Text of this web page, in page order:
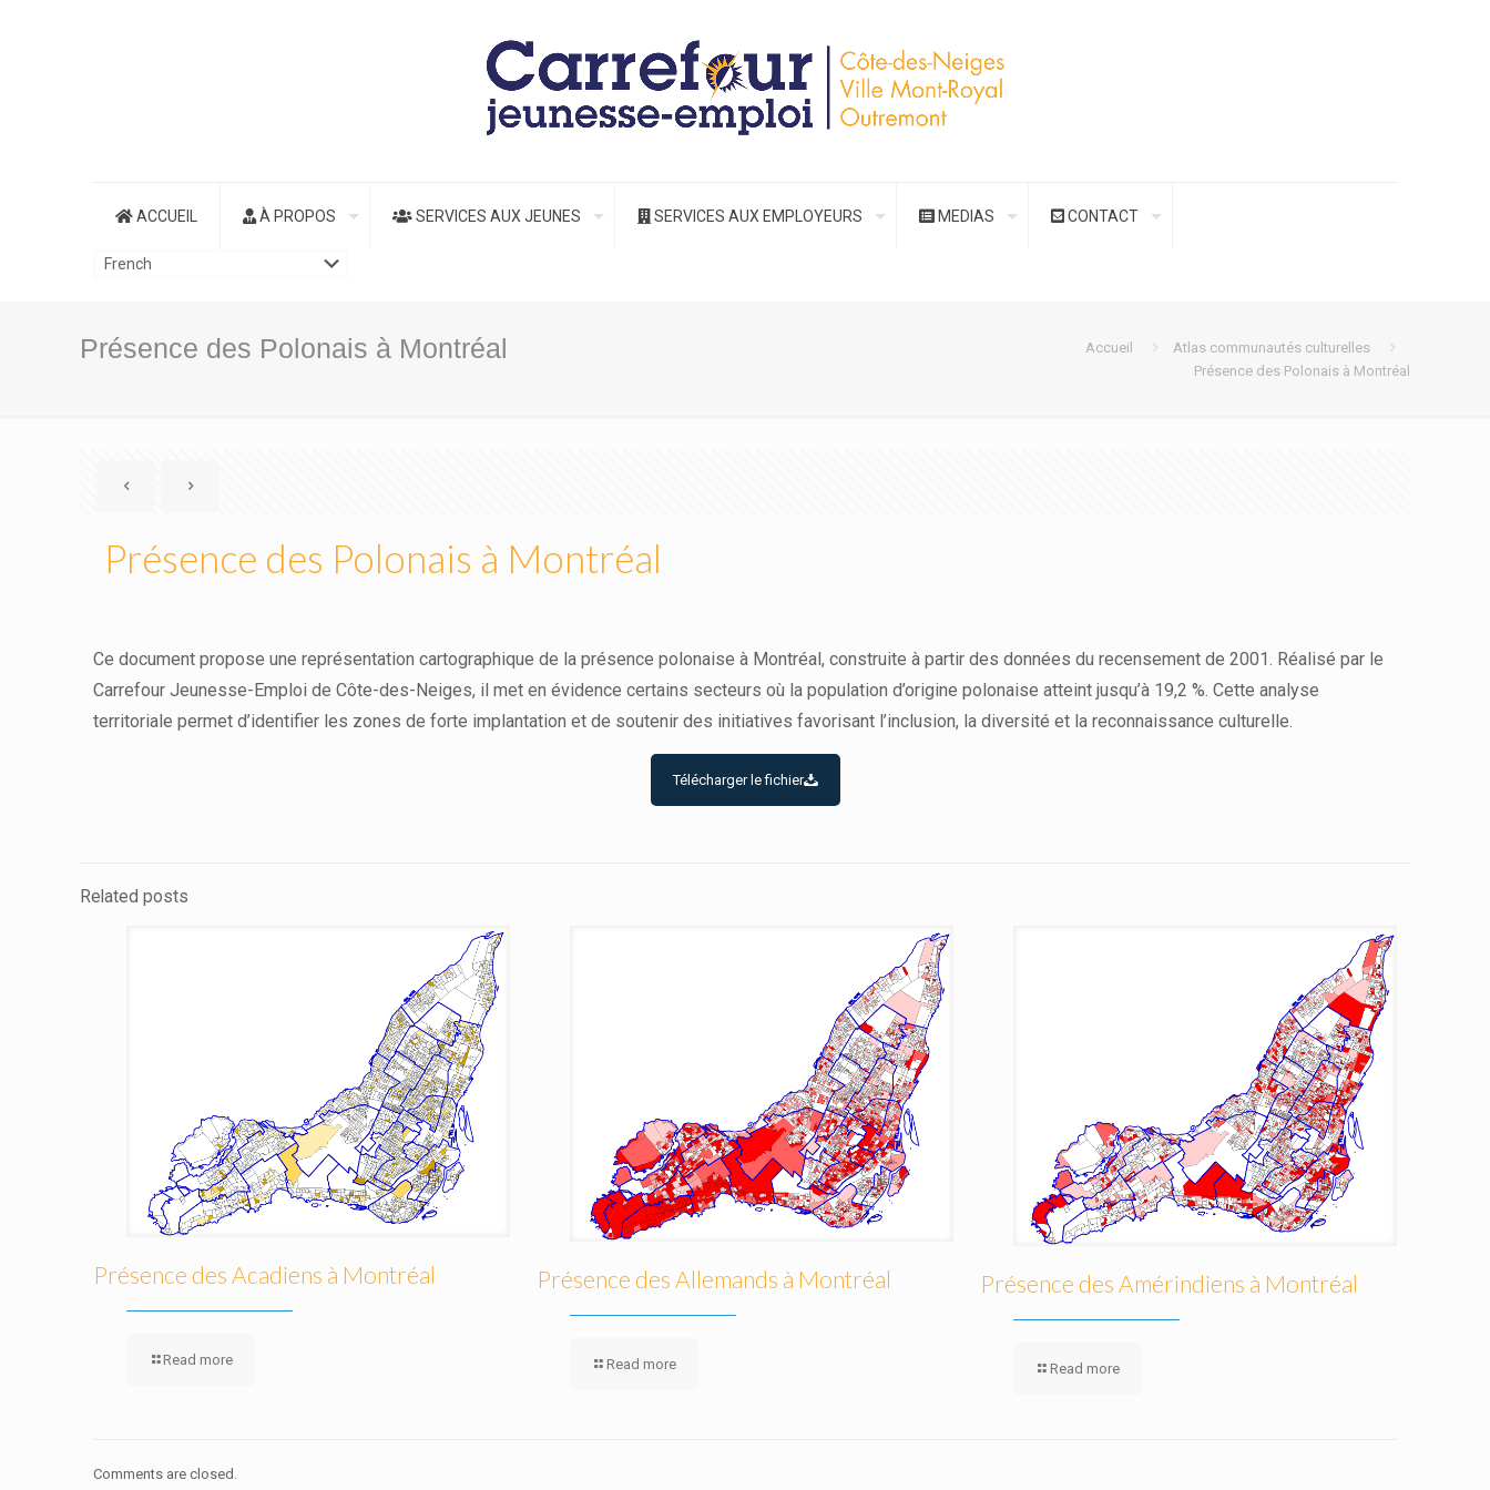
ACCUEIL À PROPOS SERVICES AUX JEUNES SERVICES AUX EMPLOYEURS MEDIAS CONTACT
Présence des Polonais à Montréal Accueil
Atlas communautés culturelles
Présence des Polonais à Montréal
Présence des Polonais à Montréal
Ce document propose une représentation cartographique de la présence polonaise à Montréal, construite à partir des données du recensement de 2001. Réalisé par le
Carrefour Jeunesse-Emploi de Côte-des-Neiges, il met en évidence certains secteurs où la population d’origine polonaise atteint jusqu’à 19,2 %. Cette analyse
territoriale permet d’identifier les zones de forte implantation et de soutenir des initiatives favorisant l’inclusion, la diversité et la reconnaissance culturelle.
Télécharger le fichier
Related posts
Présence des Acadiens à Montréal
Read more
Présence des Allemands à Montréal
Read more
Présence des Amérindiens à Montréal
Read more
Comments are closed.